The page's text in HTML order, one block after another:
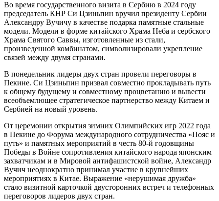
Во время государственного визита в Сербию в 2024 году
председатель КНР Си Цзиньпин вручил президенту Сербии
Александру Вучичу в качестве подарка памятные стальные
модели. Модели в форме китайского Храма Неба и сербского
Храма Святого Саввы, изготовленные из стали,
произведенной комбинатом, символизировали укрепление
связей между двумя странами.
В понедельник лидеры двух стран провели переговоры в
Пекине. Си Цзиньпин призвал совместно прокладывать путь
к общему будущему и совместному процветанию и вывести
всеобъемлющее стратегическое партнерство между Китаем и
Сербией на новый уровень.
От церемонии открытия зимних Олимпийских игр 2022 года
в Пекине до Форума международного сотрудничества «Пояс и
путь» и памятных мероприятий в честь 80-й годовщины
Победы в Войне сопротивления китайского народа японским
захватчикам и в Мировой антифашистской войне, Александр
Вучич неоднократно принимал участие в крупнейших
мероприятиях в Китае. Выражение «нерушимая дружба»
стало визитной карточкой двусторонних встреч и телефонных
переговоров лидеров двух стран.